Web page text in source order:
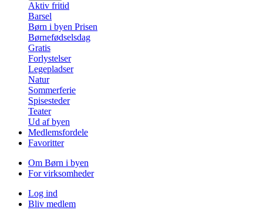
Aktiv fritid
Barsel
Børn i byen Prisen
Børnefødselsdag
Gratis
Forlystelser
Legepladser
Natur
Sommerferie
Spisesteder
Teater
Ud af byen
Medlemsfordele
Favoritter
Om Børn i byen
For virksomheder
Log ind
Bliv medlem